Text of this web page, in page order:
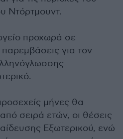
Ντόρτμουντ.
προχωρά σε
για τον
μήνες θα
σειρά ετών, οι θέσεις
Εξωτερικού, ενώ